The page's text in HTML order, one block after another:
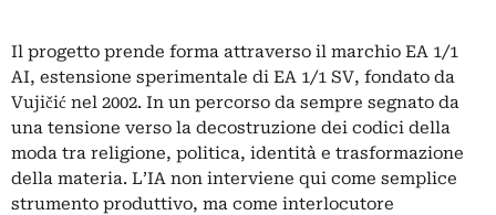
Il progetto prende forma attraverso il marchio EA 1/1
AI, estensione sperimentale di EA 1/1 SV, fondato da
Vujičić nel 2002. In un percorso da sempre segnato da
una tensione verso la decostruzione dei codici della
moda tra religione, politica, identità e trasformazione
della materia. L’IA non interviene qui come semplice
strumento produttivo, ma come interlocutore